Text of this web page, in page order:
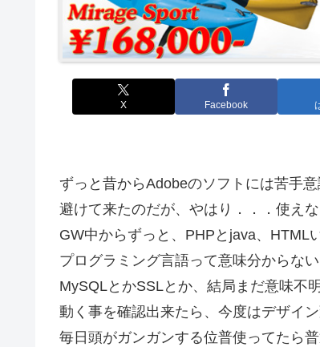
X Facebook
ずっと昔からAdobeのソフトには苦手
避けて来たのだが、やはり．．．使え
GW中からずっと、PHPとjava、HTML
プログラミング言語って意味分からな
MySQLとかSSLとか、結局まだ意味不
動く事を確認出来たら、今度はデザイ
毎日頭がガンガンする位普使ってたら